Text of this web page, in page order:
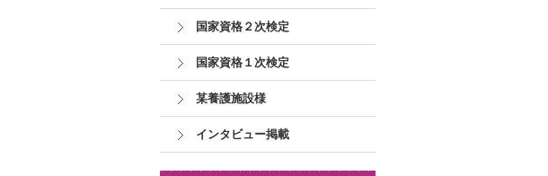
国家資格２次検定
国家資格１次検定
某養護施設様
インタビュー掲載